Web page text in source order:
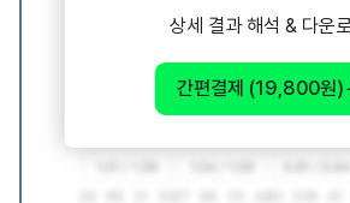
상세 결과 해석 & 다운
간편결제 (19,800원)